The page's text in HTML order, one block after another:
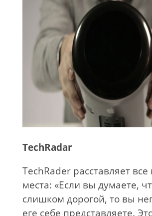
TechRadar
TechRader расставляет все
места: «Если вы думаете,
слишком дорогой, то вы
еге себе представляете.